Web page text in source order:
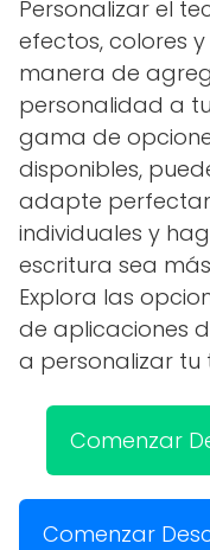
Personalizar el
efectos, colores
manera de
personalidad a
gama de
disponibles,
adapte
individuales y
escritura sea
Explora las
de aplicaciones
a personalizar tu
Comenzar
Comenzar